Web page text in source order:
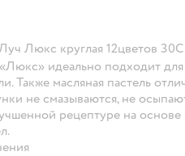
Люкс круглая 12цветов
идеально подходит
Также масляная пастель
не смазываются, не
рецептуре на